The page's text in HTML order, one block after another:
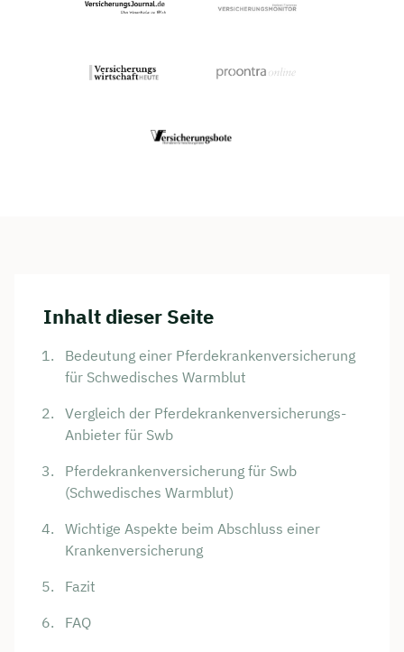
Inhalt dieser Seite
Bedeutung einer Pferdekrankenversicherung
für Schwedisches Warmblut
Vergleich der Pferdekrankenversicherungs-
Anbieter für Swb
Pferdekrankenversicherung für Swb
(Schwedisches Warmblut)
Wichtige Aspekte beim Abschluss einer
Krankenversicherung
Fazit
FAQ